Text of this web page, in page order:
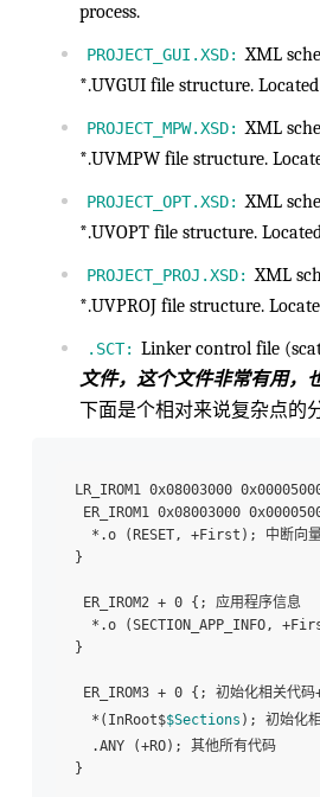
process.
PROJECT_GUI.XSD: XML
*.UVGUI file structure.
PROJECT_MPW.XSD: XML
*.UVMPW file structure.
PROJECT_OPT.XSD: XML
*.UVOPT file structure.
PROJECT_PROJ.XSD: XML
*.UVPROJ file structure.
.SCT: Linker control file
文件，这个文件非常有用，
下面是个相对来说复杂点的
LR_IROM1 0x08003000
ER_IROM1 0x08003000
*.o (RESET, +First); 中断向
}
ER_IROM2 + 0 {; 应用程序信息
*.o (SECTION_APP_INFO,
}
ER_IROM3 + 0 {; 初始化相关代码
*(InRoot$$Sections ); 初始化
.ANY (+RO); 其他所有代码
}